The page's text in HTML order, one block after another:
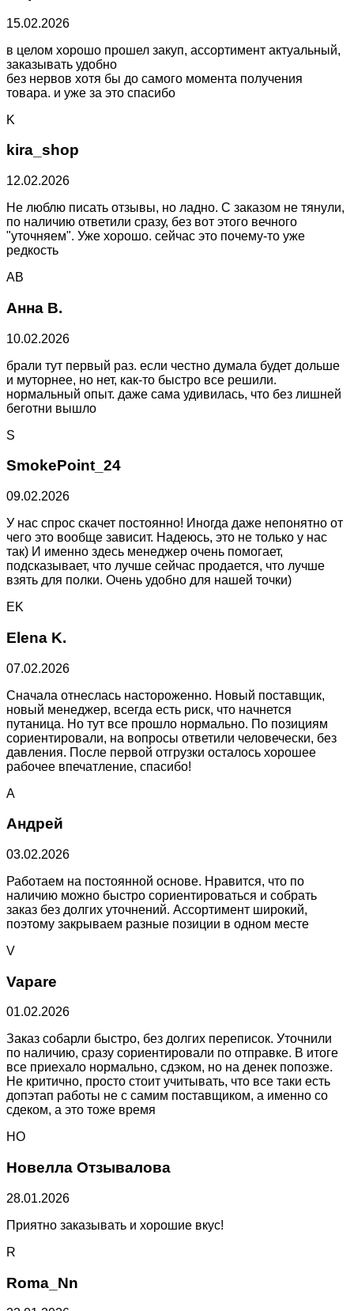
15.02.2026
в целом хорошо прошел закуп, ассортимент актуальный,
заказывать удобно
без нервов хотя бы до самого момента получения
товара. и уже за это спасибо
K
kira_shop
12.02.2026
Не люблю писать отзывы, но ладно. С заказом не тянули,
по наличию ответили сразу, без вот этого вечного
"уточняем". Уже хорошо. сейчас это почему-то уже
редкость
АВ
Анна В.
10.02.2026
брали тут первый раз. если честно думала будет дольше
и муторнее, но нет, как-то быстро все решили.
нормальный опыт. даже сама удивилась, что без лишней
беготни вышло
S
SmokePoint_24
09.02.2026
У нас спрос скачет постоянно! Иногда даже непонятно от
чего это вообще зависит. Надеюсь, это не только у нас
так) И именно здесь менеджер очень помогает,
подсказывает, что лучше сейчас продается, что лучше
взять для полки. Очень удобно для нашей точки)
EK
Elena K.
07.02.2026
Сначала отнеслась настороженно. Новый поставщик,
новый менеджер, всегда есть риск, что начнется
путаница. Но тут все прошло нормально. По позициям
сориентировали, на вопросы ответили человечески, без
давления. После первой отгрузки осталось хорошее
рабочее впечатление, спасибо!
А
Андрей
03.02.2026
Работаем на постоянной основе. Нравится, что по
наличию можно быстро сориентироваться и собрать
заказ без долгих уточнений. Ассортимент широкий,
поэтому закрываем разные позиции в одном месте
V
Vapare
01.02.2026
Заказ собарли быстро, без долгих переписок. Уточнили
по наличию, сразу сориентировали по отправке. В итоге
все приехало нормально, сдэком, но на денек попозже.
Не критично, просто стоит учитывать, что все таки есть
допэтап работы не с самим поставщиком, а именно со
сдеком, а это тоже время
НО
Новелла Отзывалова
28.01.2026
Приятно заказывать и хорошие вкус!
R
Roma_Nn